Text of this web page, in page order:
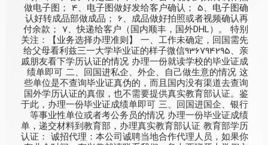
做电子图； 4、电子图做好发给客户确认； 5、电子图确
认好转成品部做成品； 6、成品做好拍照或者视频确认再
付余款； 7、快递给客户（国内顺丰，国外DHL）。 特别
关注：【业务选择办理准则】 一、工作未确定，回国需先
给父母看利兹三一大学毕业证的样子微信936794295、亲
戚朋友看下学历认证的情况 办理一份就读学校的毕业证成
绩单即可 二、回国进私企、外企、自己做生意的情况 这
些单位是不查询毕业证真伪的，而且国内没有渠道去查询
国外学历认证的真假，也不需要提供真实教育部认证。鉴
于此，办理一份毕业证成绩单即可 三、回国进国企、银行
等事业性单位或者考公务员的情况 办理一份毕业证成绩
单，递交材料到教育部，办理真实教育部认证 教育部学历
认证： 诚招代理：本公司诚聘当地合作代理人员，如果你